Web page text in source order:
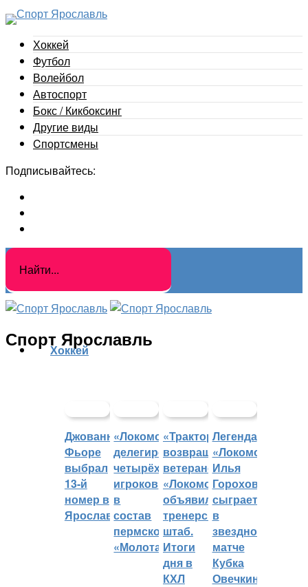
Хоккей
Футбол
Волейбол
Автоспорт
Бокс / Кикбоксинг
Другие виды
Cпортсмены
Подписывайтесь:
Спорт Ярославль
Хоккей
Джованни
Фьоре
выбрал
13-й
номер в
Ярославле
«Локомотив»
делегировал
четырёх
игроков
в
состав
пермского
«Молота»
«Трактор»
возвращает
ветеранов,
«Локомотив»
объявил
тренерский
штаб.
Итоги
дня в
КХЛ
Легенда
«Локомотива»
Илья
Горохов
сыграет
в
звездном
матче
Кубка
Овечкина